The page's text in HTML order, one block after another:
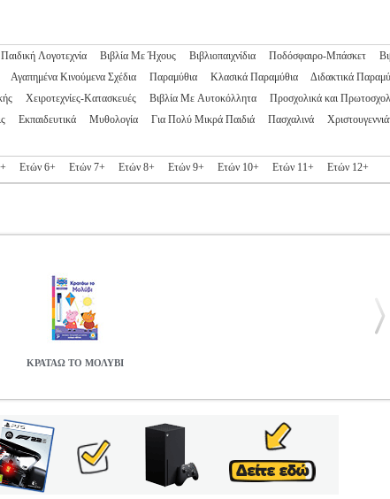
Λογοτεχνία Βιβλία Με Ήχους Βιβλιοπαιχνίδια Ποδόσφαιρο-Μπάσκετ
Αγαπημένα Κινούμενα Σχέδια Παραμύθια Κλασικά Παραμύθια
Διδακτικά
Χειροτεχνίες-Κατασκευές Βιβλία Με Αυτοκόλλητα
Προσχολικά και
Εκπαιδευτικά Μυθολογία Για Πολύ Μικρά Παιδιά Πασχαλινά
Ετών 6+ Ετών 7+ Ετών 8+ Ετών 9+ Ετών 10+ Ετών 11+ Ετών 12+
ΚΡΑΤΑΩ ΤΟ ΜΟΛΥΒΙ
ISBN: 978-618-5797-95-9 Συγγραφέας:
ΔΩΡΑ Σελίδες: 16 Διαστάσεις: 21Χ29, 7
παιχνίδι ΅ε την Πέππα και την παρέα της! Πιάσε το μολύβι όπως
και σταδιακά λίγο πιο απαιτητικές. Μάθε τις βασικές
τα γράμματα.
ΚΡΑΤΑΩ ΤΟ ΜΟΛΥΒΙ